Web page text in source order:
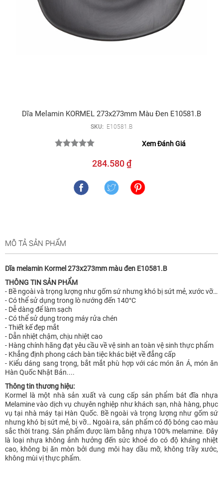
Dĩa Melamin KORMEL 273x273mm Màu Đen E10581.B
SKU: E10581.B
Xem Đánh Giá
284.580 ₫
MÔ TẢ SẢN PHẨM
Dĩa melamin Kormel 273x273mm màu đen E10581.B
THÔNG TIN SẢN PHẨM
- Bề ngoài và trọng lượng như gốm sứ nhưng khó bị sứt mẻ, xước vỡ…
- Có thể sử dụng trong lò nướng đến 140°C
- Dễ dàng để làm sạch
- Có thể sử dụng trong máy rửa chén
- Thiết kế đẹp mắt
- Dẫn nhiệt chậm, chịu nhiệt cao
- Hàng chính hãng đạt yêu cầu về vệ sinh an toàn vệ sinh thực phẩm
- Khẳng định phong cách bàn tiệc khác biệt về đẳng cấp
- Kiểu dáng sang trọng, bắt mắt phù hợp với các món ăn Á, món ăn
Hàn Quốc Nhật Bản....
Thông tin thương hiệu:
Kormel là một nhà sản xuất và cung cấp sản phẩm bát đĩa nhựa
Melamine vào dịch vụ chuyên nghiệp như khách sạn, nhà hàng, phục
vụ tại nhà máy tại Hàn Quốc. Bề ngoài và trọng lượng như gốm sứ
nhưng khó bị sứt mẻ, bị vỡ… Ngoài ra, sản phẩm có độ bóng cao màu
sắc thời trang. Sản phẩm được làm bằng nhựa 100% melamine. Đây
là loại nhựa không ảnh hưởng đến sức khoẻ do có độ kháng nhiệt
cao, không bị ăn mòn bởi dung môi hay dầu mỡ, không trầy xước,
không mùi vị thực phẩm.